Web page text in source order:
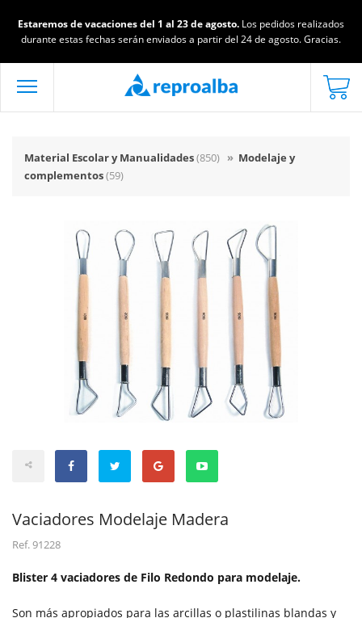
Estaremos de vacaciones del 1 al 23 de agosto. Los pedidos realizados
durante estas fechas serán enviados a partir del 24 de agosto. Gracias.
Material Escolar y Manualidades(850) » Modelaje y
complementos(59)
Vaciadores Modelaje Madera
Ref.91228
Blister 4 vaciadores de Filo Redondo para modelaje.
Son más apropiados para las arcillas o plastilinas blandas y